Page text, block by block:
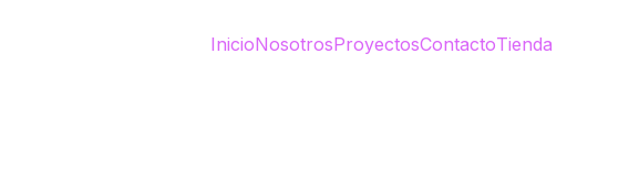
InicioNosotrosProyectosContactoTienda